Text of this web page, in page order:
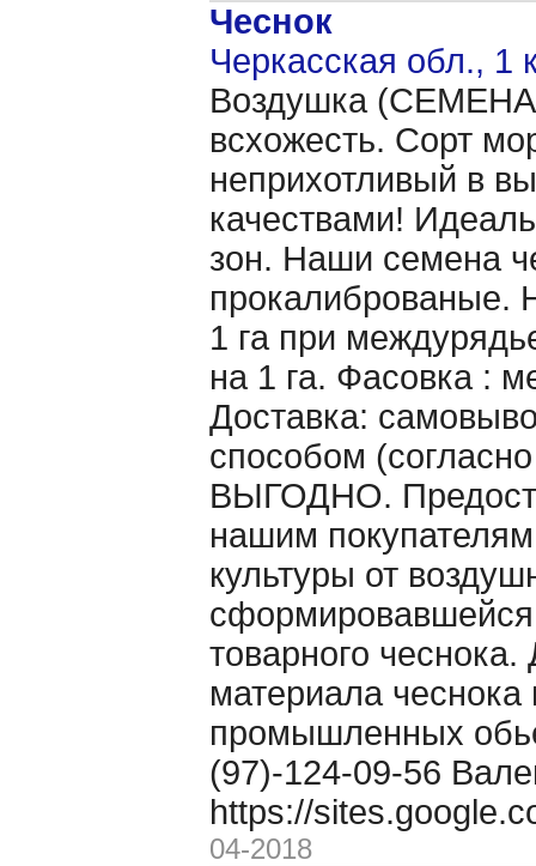
Чеснок
Черкасская обл., 1
Воздушка (CЕМЕНА
всхожесть. Сорт
неприхотливый в
качествами!
зон. Наши семена
прокалиброваные.
1 га при
на 1 га. Фасовка :
Доставка:
способом
ВЫГОДНО.
нашим
культуры от
сформировавшейся
товарного чеснока.
материала
промышленных
(97)-124-09-56
https://
04-2018